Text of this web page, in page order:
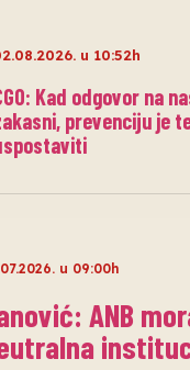
u 10:52h
Kad odgovor na
prevenciju je
u 09:00h
ANB